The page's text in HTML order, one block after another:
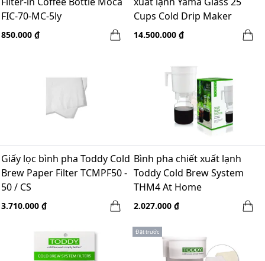
FIC-70-MC-5ly
850.000 ₫
Cups Cold Drip Maker
Curved Brown Wood Frame
14.500.000 ₫
Giấy lọc bình pha Toddy Cold
Brew Paper Filter TCMPF50 -
50 / CS
3.710.000 ₫
Bình pha chiết xuất lạnh
Toddy Cold Brew System
THM4 At Home
2.027.000 ₫
Đặt trước